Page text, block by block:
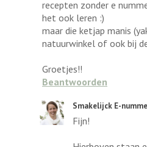
recepten zonder e
het ook leren :)
maar die ketjap manis
natuurwinkel of ook bij
Groetjes!!
Beantwoorden
Smakelijck E-
Fijn!